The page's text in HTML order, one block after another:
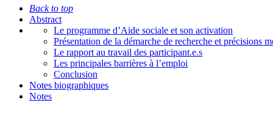
Back to top
Abstract
Le programme d’Aide sociale et son activation
Présentation de la démarche de recherche et précisions
Le rapport au travail des participant.e.s
Les principales barrières à l’emploi
Conclusion
Notes biographiques
Notes